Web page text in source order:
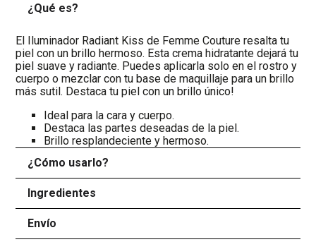
¿Qué es?
El Iluminador Radiant Kiss de Femme Couture resalta tu
piel con un brillo hermoso. Esta crema hidratante dejará tu
piel suave y radiante. Puedes aplicarla solo en el rostro y
cuerpo o mezclar con tu base de maquillaje para un brillo
más sutil. Destaca tu piel con un brillo único!
Ideal para la cara y cuerpo.
Destaca las partes deseadas de la piel.
Brillo resplandeciente y hermoso.
¿Cómo usarlo?
Ingredientes
Envío